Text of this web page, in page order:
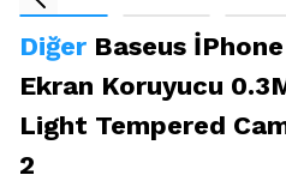
Diğer Baseus
Ekran Koruyucu
Light Tempered
2